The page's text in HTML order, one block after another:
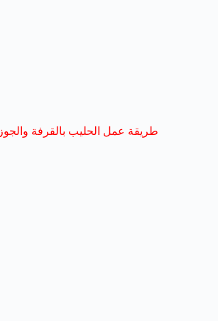
طريقة عمل الحليب بالقرفة والجوز